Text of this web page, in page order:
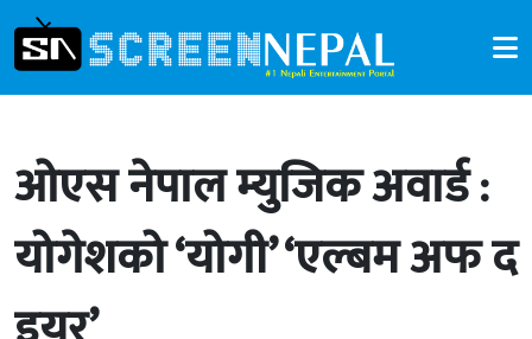
ओएस नेपाल म्युजिक अवार्ड :
योगेशको ‘योगी’ ‘एल्बम अफ द